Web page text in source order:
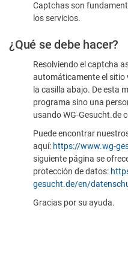
humano
Captchas son
los servicios.
¿Qué se debe hacer?
Resolviendo el captcha
automáticamente el sitio
la casilla abajo. De esta
programa sino una
usando WG-Gesucht.de
Puede encontrar
aquí: https://www.wg-
siguiente página se
protección de datos:
gesucht.de/en/
Gracias por su ayuda.